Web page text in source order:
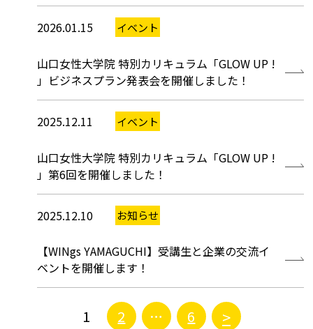
2026.01.15 イベント
山口女性大学院 特別カリキュラム「GLOW UP !
」ビジネスプラン発表会を開催しました！
2025.12.11 イベント
山口女性大学院 特別カリキュラム「GLOW UP !
」第6回を開催しました！
2025.12.10 お知らせ
【WINgs YAMAGUCHI】受講生と企業の交流イ
ベントを開催します！
1 2 … 6 >